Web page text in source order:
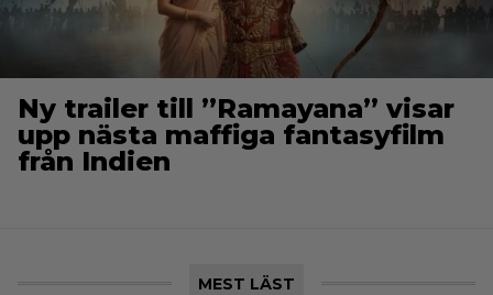
Ny trailer till ”Ramayana” visar
upp nästa maffiga fantasyfilm
från Indien
MEST LÄST